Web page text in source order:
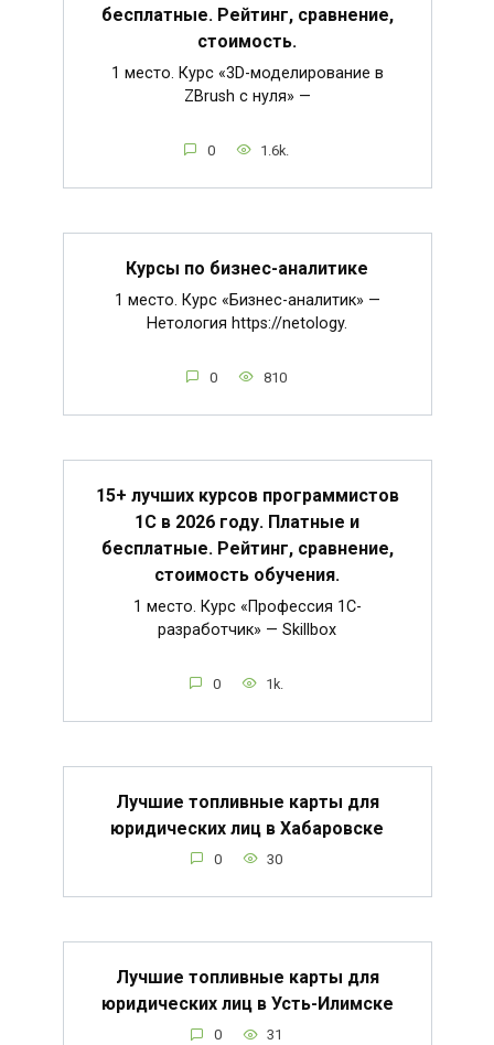
бесплатные. Рейтинг, сравнение,
стоимость.
1 место. Курс «3D-моделирование в
ZBrush с нуля» —
0 1.6k.
Курсы по бизнес-аналитике
1 место. Курс «Бизнес-аналитик» —
Нетология https://netology.
0 810
15+ лучших курсов программистов
1С в 2026 году. Платные и
бесплатные. Рейтинг, сравнение,
стоимость обучения.
1 место. Курс «Профессия 1C-
разработчик» — Skillbox
0 1k.
Лучшие топливные карты для
юридических лиц в Хабаровске
0 30
Лучшие топливные карты для
юридических лиц в Усть-Илимске
0 31